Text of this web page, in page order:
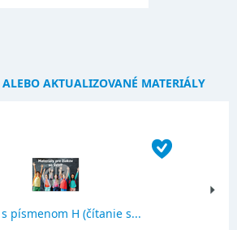
AKTUALIZOVANÉ MATERIÁLY
s písmenom H (čítanie s...